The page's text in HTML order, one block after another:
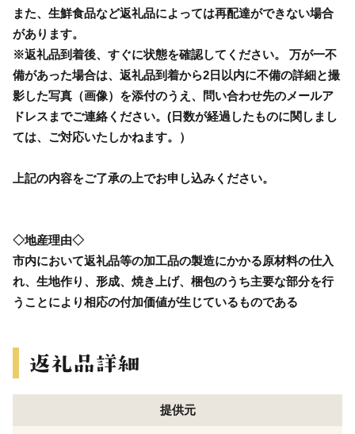
また、生鮮食品など返礼品によっては再配達ができない場合
があります。
※返礼品到着後、すぐに状態を確認してください。 万が一不
備があった場合は、返礼品到着から2日以内に不備の詳細と撮
影した写真（画像）を添付のうえ、問い合わせ先のメールア
ドレスまでご連絡ください。(日数が経過したものに関しまし
ては、ご対応いたしかねます。）
上記の内容をご了承の上でお申し込みください。
◇地産理由◇
市内において返礼品等の加工品の製造にかかる原材料の仕入
れ、生地作り、形成、焼き上げ、梱包のうち主要な部分を行
うことにより相応の付加価値が生じているものである
提供元